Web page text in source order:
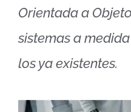
Orientada a
sistemas a
los ya existentes.